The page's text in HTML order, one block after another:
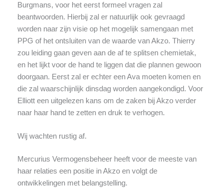
Burgmans, voor het eerst formeel vragen zal
beantwoorden. Hierbij zal er natuurlijk ook gevraagd
worden naar zijn visie op het mogelijk samengaan met
PPG of het ontsluiten van de waarde van Akzo. Thierry
zou leiding gaan geven aan de af te splitsen chemietak,
en het lijkt voor de hand te liggen dat die plannen gewoon
doorgaan. Eerst zal er echter een Ava moeten komen en
die zal waarschijnlijk dinsdag worden aangekondigd. Voor
Elliott een uitgelezen kans om de zaken bij Akzo verder
naar haar hand te zetten en druk te verhogen.
Wij wachten rustig af.
Mercurius Vermogensbeheer heeft voor de meeste van
haar relaties een positie in Akzo en volgt de
ontwikkelingen met belangstelling.